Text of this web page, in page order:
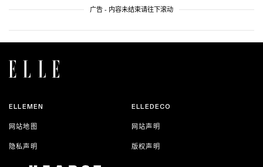
广告 - 内容未结束请往下滚动
ELLEMEN ELLEDECO
网站地图 网站声明
隐私声明 版权声明